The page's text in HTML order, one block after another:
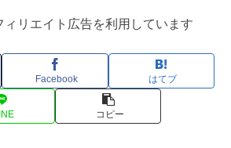
リエイト広告を利用しています
Facebook はてブ
コピー